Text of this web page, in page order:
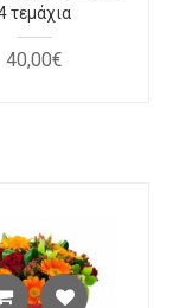
τεμάχια
40,00€